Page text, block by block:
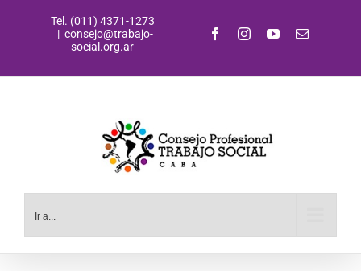
Tel. (011) 4371-1273
| consejo@trabajo-
social.org.ar
FacebookInstagramYouTubeCorreo
Ir a...